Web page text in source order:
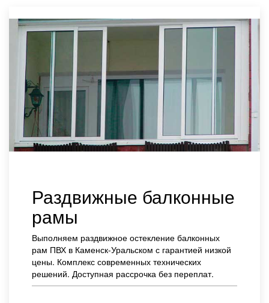
Раздвижные балконные
рамы
Выполняем раздвижное остекление балконных
рам ПВХ в Каменск-Уральском с гарантией низкой
цены. Комплекс современных технических
решений. Доступная рассрочка без переплат.